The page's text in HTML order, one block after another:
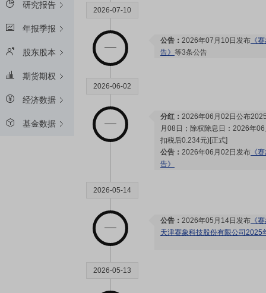
研究报告
年报季报
股东股本
期货期权
经济数据
基金数据
2026-07-10
公告： 2026年07月10日发布 《
告》 等3条公告
2026-06-02
分红： 2026年06月02日公布
月08日；除权除息日：2026年
扣税后0.234元)[正式]
公告： 2026年06月02日发布 《
告》
2026-05-14
公告： 2026年05月14日发布 《
天津赛象科技股份有限公司2025
2026-05-13